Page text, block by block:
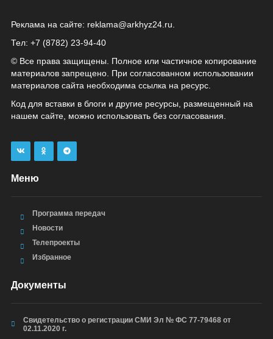
Реклама на сайте: reklama@arkhyz24.ru
Тел: +7 (8782) 23‑94‑40
© Все права защищены. Полное или частичное копирование
материалов запрещено. При согласованном использовании
материалов сайта необходима ссылка на ресурс.
Код для вставки в блоги и другие ресурсы, размещенный на
нашем сайте, можно использовать без согласования.
Меню
Программа передач
Новости
Телепроекты
Избранное
Документы
Свидетельство о регистрации СМИ Эл № ФС 77-79468 от
02.11.2020 г.